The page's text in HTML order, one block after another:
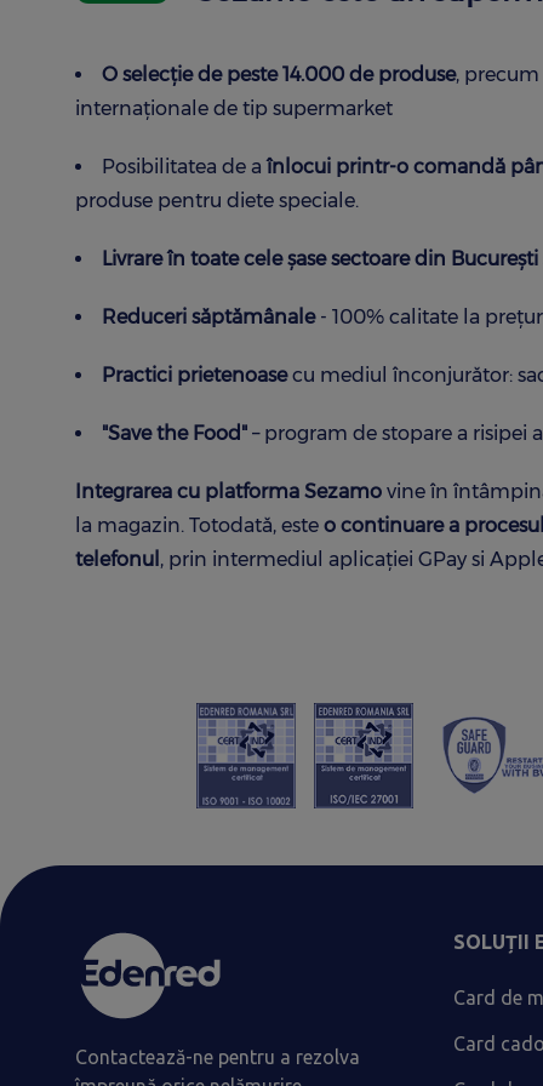
O selecție de peste 14.000 de produse,
internaționale de tip supermarket
Posibilitatea de a înlocui printr-o comandă
produse pentru diete speciale.
Livrare în toate cele șase sectoare din
Reduceri săptămânale- 100% calitate la
Practici prietenoasecu mediul înconjurător:
"Save the Food" – program de stopare a
Integrarea cu platforma Sezamo vine în
la magazin. Totodată, este o continuare a
telefonul , prin intermediul aplicaţiei GPay si
Contactează-ne pentru a rezolva
SOLUȚII
Card de
Card